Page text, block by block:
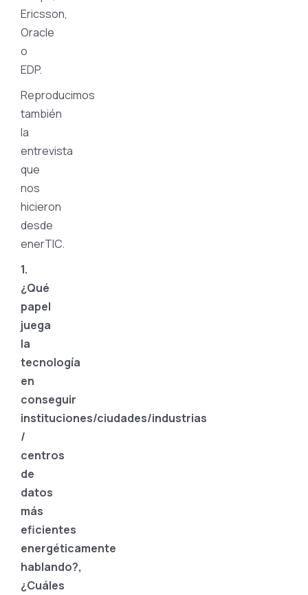
Ericsson,
Oracle
o
EDP.
Reproducimos
también
la
entrevista
que
nos
hicieron
desde
enerTIC.
1.
¿Qué
papel
juega
la
tecnología
en
conseguir
instituciones/ciudades/industrias
/
centros
de
datos
más
eficientes
energéticamente
hablando?,
¿Cuáles